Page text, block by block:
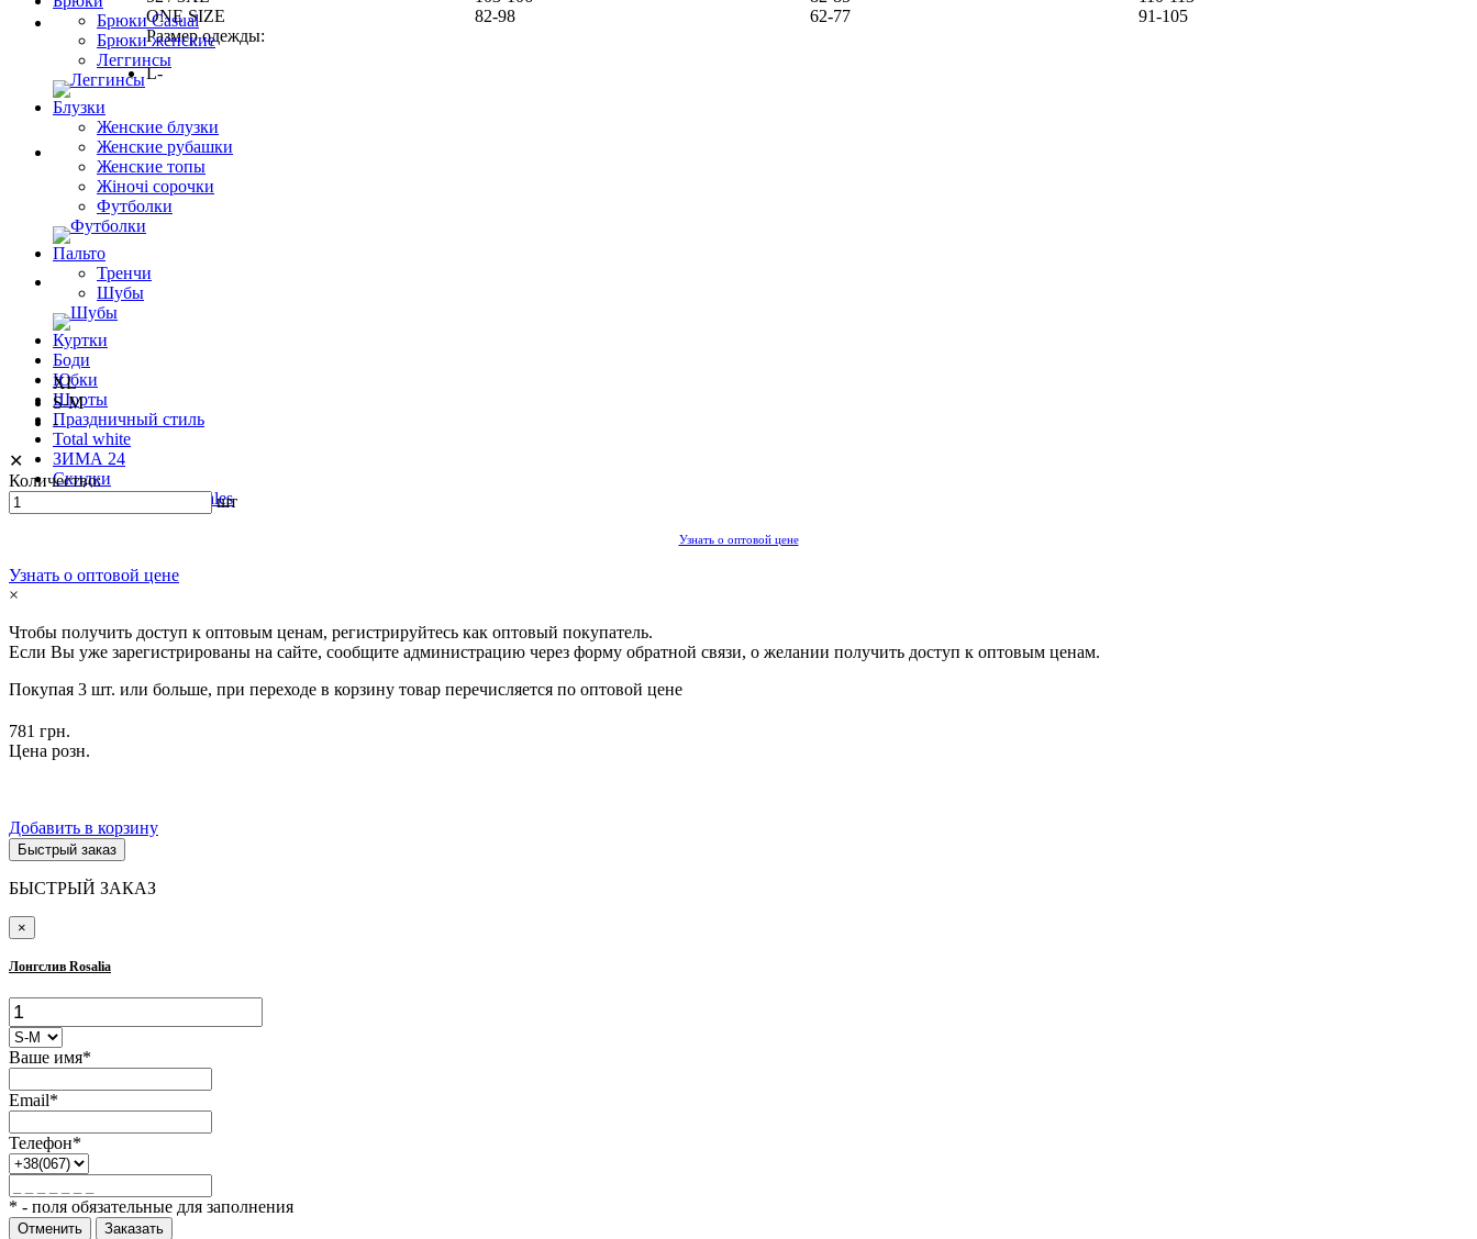
Брюки Casual
Брюки женские
Леггинсы
Блузки
Женские блузки
Женские рубашки
Женские топы
Жіночі сорочки
Футболки
Пальто
Тренчи
Шубы
Куртки
Боди
Юбки
Шорты
Праздничный стиль
Total white
ЗИМА 24
Скидки
История моды ТМ Tales
ONE SIZE
82-98 62-77
91-105
Размер одежды:
L-
XL
S-M
-
✕
Количество:
шт
Узнать о оптовой цене
Узнать о оптовой цене
×
Чтобы получить доступ к оптовым ценам, регистрируйтесь как оптовый покупатель.
Если Вы уже зарегистрированы на сайте, сообщите администрацию через форму обратной связи, о желании получить доступ к оптовым ценам.
Покупая 3 шт. или больше, при переходе в корзину товар перечисляется по оптовой цене
781 грн.
Цена розн.
Добавить в корзину
Быстрый заказ
БЫСТРЫЙ ЗАКАЗ
×
Лонгслив Rosalia
Ваше имя*
Email*
Телефон*
* - поля обязательные для заполнения
Отменить Заказать